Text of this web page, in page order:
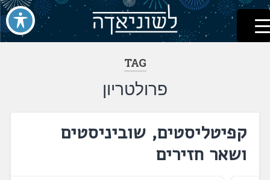
דלג
לתוכן
לשוניאדה
עברית. לשון. שפה
TAG
פרולטריון
קפיטליסטים, שוביניסטים
ושאר חזירים